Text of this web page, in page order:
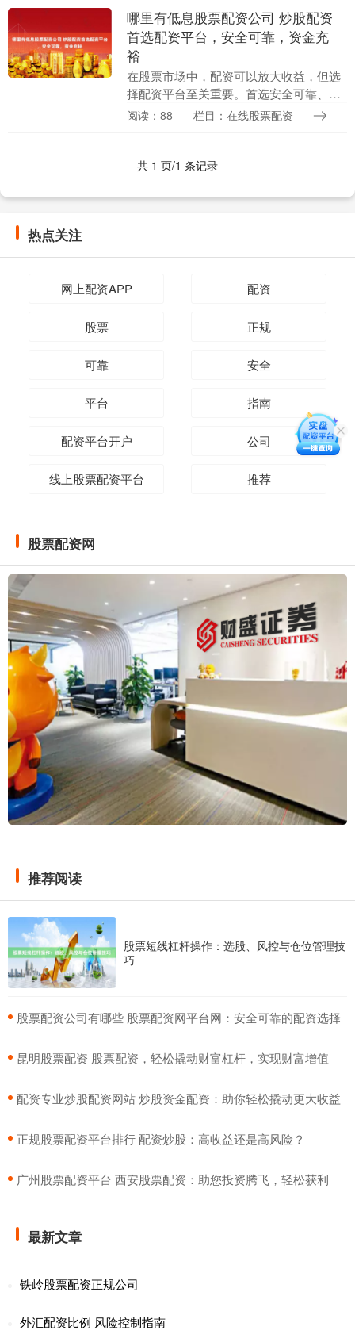
哪里有低息股票配资公司 炒股配资
首选配资平台，安全可靠，资金充
裕
在股票市场中，配资可以放大收益，但选
择配资平台至关重要。首选安全可靠、资
金充裕的平台，才能保障资金安全和交易
阅读：88 栏目：在线股票配资
共 1 页/1 条记录
热点关注
网上配资APP 配资
股票 正规
可靠 安全
平台 指南
配资平台开户 公司
线上股票配资平台 推荐
股票配资网
推荐阅读
股票短线杠杆操作：选股、风控与仓位管理技
巧
​股票配资公司有哪些 股票配资网平台网：安全可靠的配资选择
​昆明股票配资 股票配资，轻松撬动财富杠杆，实现财富增值
​配资专业炒股配资网站 炒股资金配资：助你轻松撬动更大收益
​正规股票配资平台排行 配资炒股：高收益还是高风险？
​广州股票配资平台 西安股票配资：助您投资腾飞，轻松获利
最新文章
铁岭股票配资正规公司
外汇配资比例 风险控制指南